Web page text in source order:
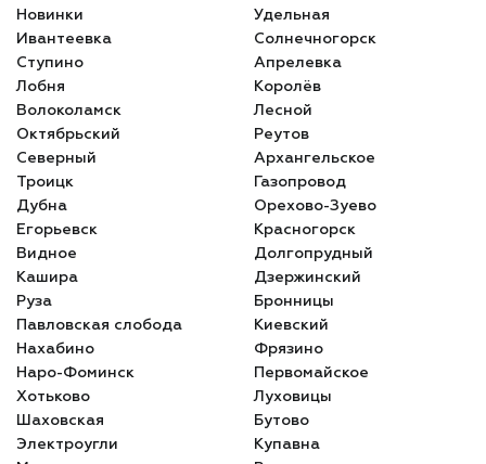
Новинки
Удельная
Ивантеевка
Солнечногорск
Ступино
Апрелевка
Лобня
Королёв
Волоколамск
Лесной
Октябрьский
Реутов
Северный
Архангельское
Троицк
Газопровод
Дубна
Орехово-Зуево
Егорьевск
Красногорск
Видное
Долгопрудный
Кашира
Дзержинский
Руза
Бронницы
Павловская слобода
Киевский
Нахабино
Фрязино
Наро-Фоминск
Первомайское
Хотьково
Луховицы
Шаховская
Бутово
Электроугли
Купавна